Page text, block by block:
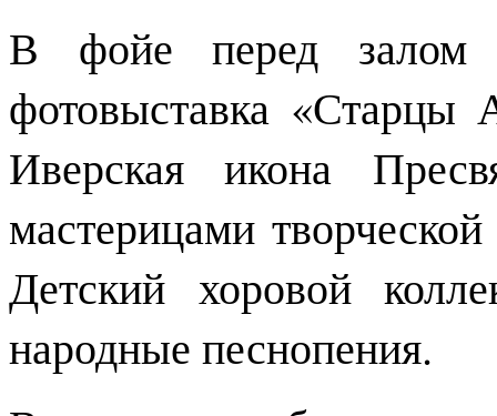
В фойе перед залом
фотовыставка «Старцы
Иверская икона
мастерицами
Детский хоровой
народные песнопения.